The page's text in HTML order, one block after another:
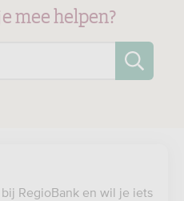
mee helpen?
RegioBank en wil je iets